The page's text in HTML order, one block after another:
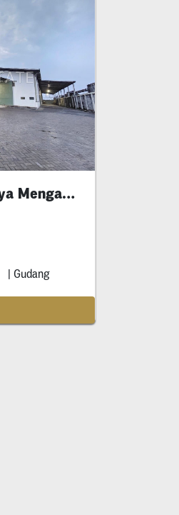
Ex Pabrik Gudang Raya Menganti Untuk Industri
| Gudang